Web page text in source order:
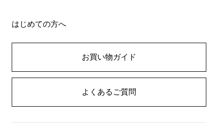
はじめての方へ
お買い物ガイド
よくあるご質問